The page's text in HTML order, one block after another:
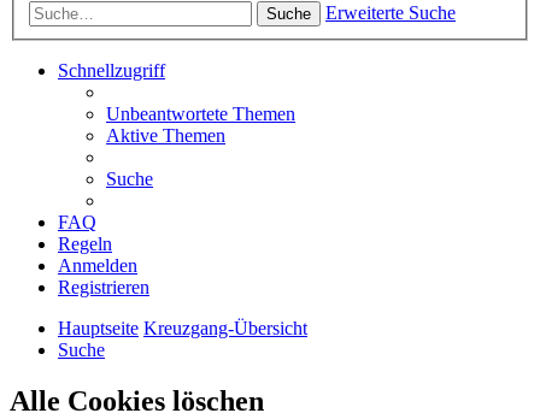
Suche Erweiterte Suche
Schnellzugriff
Unbeantwortete Themen
Aktive Themen
Suche
FAQ
Regeln
Anmelden
Registrieren
Hauptseite Kreuzgang-Übersicht
Suche
Alle Cookies löschen